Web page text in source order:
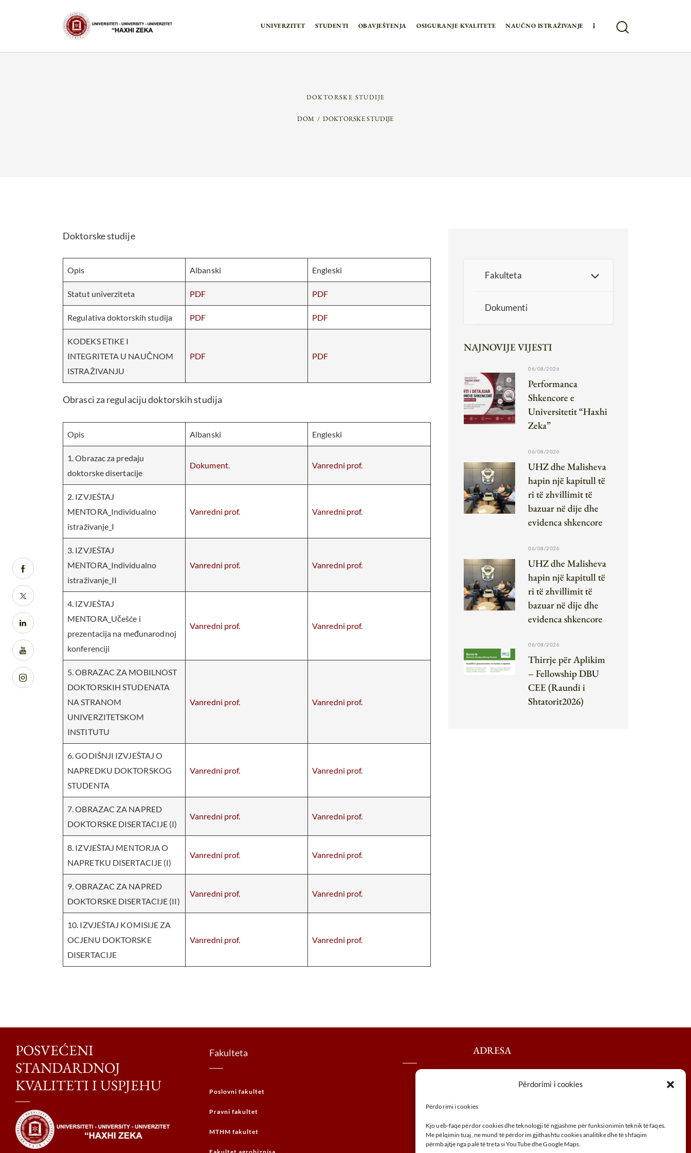
Përdorimi i cookies
Përdorimi i cookies
Kjo ueb-faqe përdor cookies dhe teknologji të ngjashme për funksionimin teknik të faqes.
Me pëlqimin tuaj, ne mund të përdorim gjithashtu cookies analitike dhe të shfaqim
përmbajtje nga palë të treta si YouTube dhe Google Maps.
UNIVERZITET STUDENTI OBAVJEŠTENJA OSIGURANJE KVALITETE NAUČNO ISTRAŽIVANJE
DOKTORSKE STUDIJE
DOM DOKTORSKE STUDIJE
Doktorske studije
Opis Albanski Engleski
Statut univerziteta PDF PDF
Regulativa doktorskih studija PDF PDF
KODEKS ETIKE I
INTEGRITETA U NAUČNOM
ISTRAŽIVANJU
PDF PDF
Obrasci za regulaciju doktorskih studija
Opis Albanski Engleski
1. Obrazac za predaju
doktorske disertacije
Dokument. Vanredni prof.
2. IZVJEŠTAJ
MENTORA_Individualno
istraživanje_I
Vanredni prof. Vanredni prof.
3. IZVJEŠTAJ
MENTORA_Individualno
istraživanje_II
Vanredni prof. Vanredni prof.
4. IZVJEŠTAJ
MENTORA_Učešće i
prezentacija na međunarodnoj
konferenciji
Vanredni prof. Vanredni prof.
5. OBRAZAC ZA MOBILNOST
DOKTORSKIH STUDENATA
NA STRANOM
UNIVERZITETSKOM
INSTITUTU
Vanredni prof. Vanredni prof.
6. GODIŠNJI IZVJEŠTAJ O
NAPREDKU DOKTORSKOG
STUDENTA
Vanredni prof. Vanredni prof.
7. OBRAZAC ZA NAPRED
DOKTORSKE DISERTACIJE (I)
Vanredni prof. Vanredni prof.
8. IZVJEŠTAJ MENTORJA O
NAPRETKU DISERTACIJE (I)
Vanredni prof. Vanredni prof.
9. OBRAZAC ZA NAPRED
DOKTORSKE DISERTACIJE (II)
Vanredni prof. Vanredni prof.
10. IZVJEŠTAJ KOMISIJE ZA
OCJENU DOKTORSKE
DISERTACIJE
Vanredni prof. Vanredni prof.
Fakulteta
Dokumenti
NAJNOVIJE VIJESTI
06/08/2026
Performanca
Shkencore e
Universitetit “Haxhi
Zeka”
06/08/2026
UHZ dhe Malisheva
hapin një kapitull të
ri të zhvillimit të
bazuar në dije dhe
evidenca shkencore
06/08/2026
UHZ dhe Malisheva
hapin një kapitull të
ri të zhvillimit të
bazuar në dije dhe
evidenca shkencore
06/08/2026
Thirrje për Aplikim
– Fellowship DBU
CEE (Raundi i
Shtatorit2026)
POSVEĆENI
STANDARDNOJ
KVALITETI I USPJEHU
Fakulteta
Poslovni fakultet
Pravni fakultet
MTHM fakultet
ADRESA
Ulica UÇK, 30000, Peć, Kosovo
+ 383 (0) 39 410 970